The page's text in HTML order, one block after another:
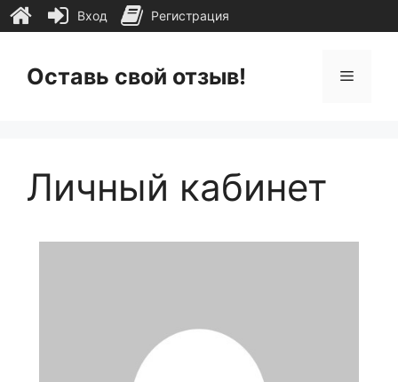
содержимому
Оставь свой отзыв! Меню
Личный кабинет
Вход Регистрация